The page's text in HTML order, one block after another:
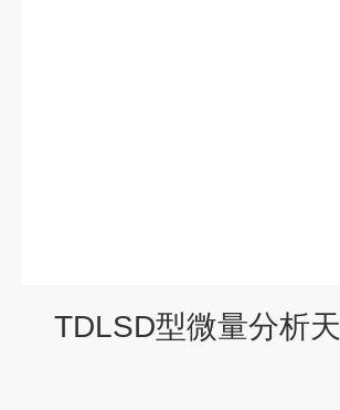
TDLSD型微量分析